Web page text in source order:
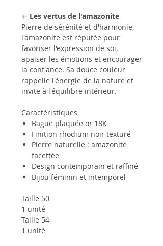
✨ Les vertus de l'amazonite
Pierre de sérénité et d'harmonie,
l'amazonite est réputée pour
favoriser l'expression de soi,
apaiser les émotions et encourager
la confiance. Sa douce couleur
rappelle l'énergie de la nature et
invite à l'équilibre intérieur.
Caractéristiques
Bague plaquée or 18K
Finition rhodium noir texturé
Pierre naturelle : amazonite
facettée
Design contemporain et raffiné
Bijou féminin et intemporel
Taille 50
1 unité
Taille 54
1 unité